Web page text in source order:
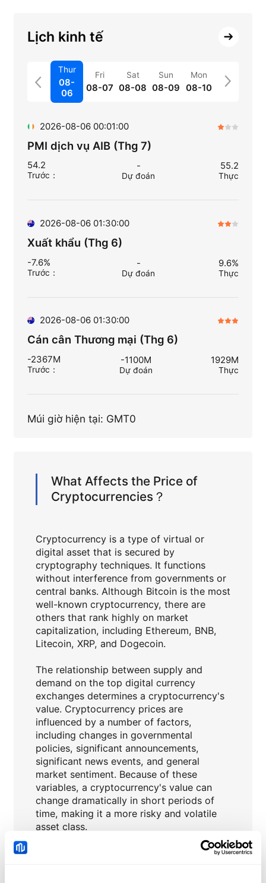
Lịch kinh tế
Thur
08-
06
Fri
08-07
Sat
08-08
Sun
08-09
Mon
08-10
2026-08-06 00:01:00
PMI dịch vụ AIB (Thg 7)
54.2
Trước ：
-
Dự đoán
55.2
Thực
2026-08-06 01:30:00
Xuất khẩu (Thg 6)
-7.6%
Trước ：
-
Dự đoán
9.6%
Thực
2026-08-06 01:30:00
Cán cân Thương mại (Thg 6)
-2367M
Trước ：
-1100M
Dự đoán
1929M
Thực
Múi giờ hiện tại: GMT0
What Affects the Price of
Cryptocurrencies？
Cryptocurrency is a type of virtual or
digital asset that is secured by
cryptography techniques. It functions
without interference from governments or
central banks. Although Bitcoin is the most
well-known cryptocurrency, there are
others that rank highly on market
capitalization, including Ethereum, BNB,
Litecoin, XRP, and Dogecoin.
The relationship between supply and
demand on the top digital currency
exchanges determines a cryptocurrency's
value. Cryptocurrency prices are
influenced by a number of factors,
including changes in governmental
policies, significant announcements,
significant news events, and general
market sentiment. Because of these
variables, a cryptocurrency's value can
change dramatically in short periods of
time, making it a more risky and volatile
asset class.